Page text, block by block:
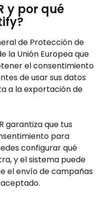
y por qué
de Protección de
la Unión Europea que
el consentimiento
de usar sus datos
a la exportación de
garantiza que tus
para
configurar qué
y el sistema puede
el envío de campañas